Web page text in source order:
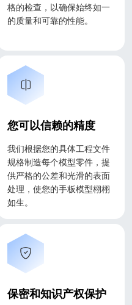
格的检查，以确保始终如一
的质量和可靠的性能。
您可以信赖的精度
我们根据您的具体工程文件
规格制造每个模型零件，提
供严格的公差和光滑的表面
处理，使您的手板模型栩栩
如生。
保密和知识产权保护